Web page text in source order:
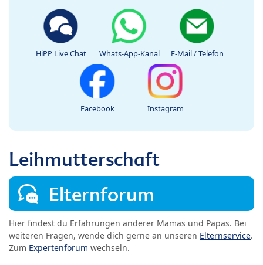
HiPP Live Chat Whats-App-Kanal E-Mail / Telefon
Facebook Instagram
Leihmutterschaft
Elternforum
Hier findest du Erfahrungen anderer Mamas und Papas. Bei
weiteren Fragen, wende dich gerne an unseren Elternservice.
Zum Expertenforum wechseln.